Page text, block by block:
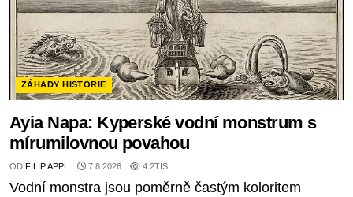
ZÁHADY HISTORIE
Ayia Napa: Kyperské vodní monstrum s
mírumilovnou povahou
OD FILIP APPL 7.8.2026 4.2TIS
Vodní monstra jsou poměrně častým koloritem